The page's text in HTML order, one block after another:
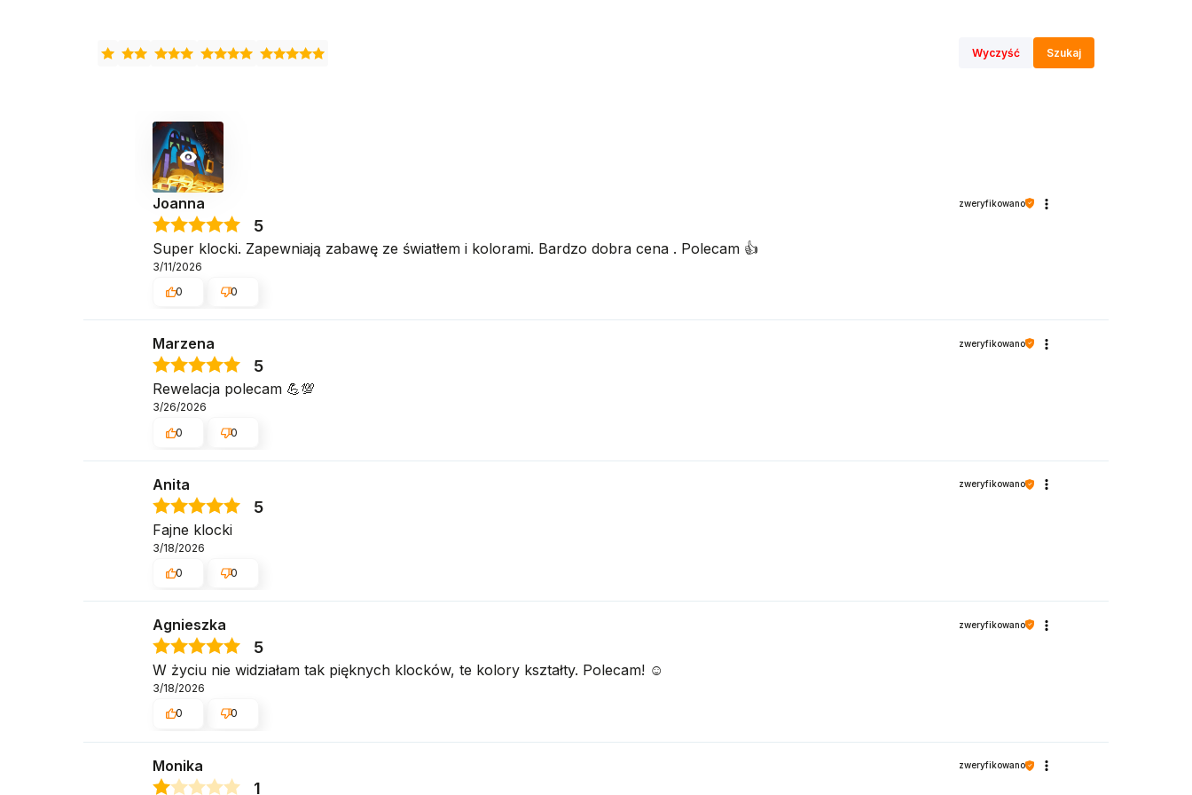
Wyczyść Szukaj
Joanna zweryfikowano
5
Super klocki. Zapewniają zabawę ze światłem i kolorami. Bardzo dobra cena . Polecam 👍️
3/11/2026
0
0
Marzena zweryfikowano
5
Rewelacja polecam 💪💯
3/26/2026
0
0
Anita zweryfikowano
5
Fajne klocki
3/18/2026
0
0
Agnieszka zweryfikowano
5
W życiu nie widziałam tak pięknych klocków, te kolory kształty. Polecam! ☺️
3/18/2026
0
0
Monika zweryfikowano
1